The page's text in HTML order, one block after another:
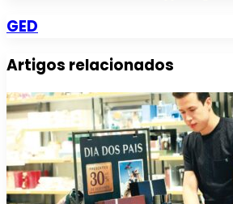
GED
Artigos relacionados